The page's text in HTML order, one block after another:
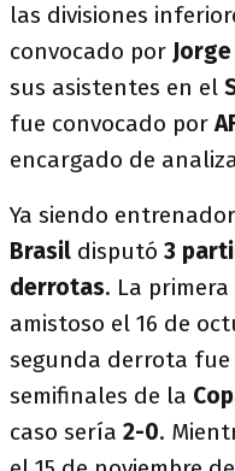
las divisiones
convocado por
sus asistentes en el
fue convocado por
encargado de
Ya siendo
Brasil disputó 3
derrotas. La
amistoso el 16 de
segunda derrota fue
semifinales de la
caso sería 2-0.